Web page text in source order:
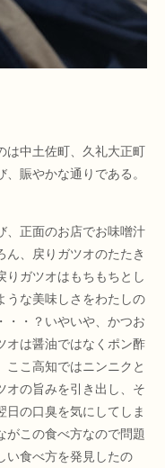
は中土佐町、久礼大正町
賑やかな通りである。
、正面のお店でお味噌汁
ん、戻りガツオのたたき
りガツオはもちもちとし
うな美味しさをわたしの
・・？いやいや、かつお
オは醤油ではなくポン酢
ここ高知ではニンニクと
オの旨みを引き出し、そ
の口臭を気にしてしま
がこの食べ方なので問題
い食べ方を発見したの